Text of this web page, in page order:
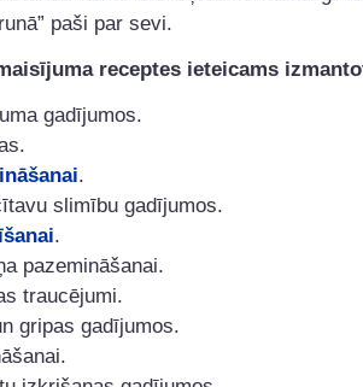
paši par sevi.
receptes ieteicams
gadījumos.
.
slimību gadījumos.
.
pazemināšanai.
traucējumi.
gripas gadījumos.